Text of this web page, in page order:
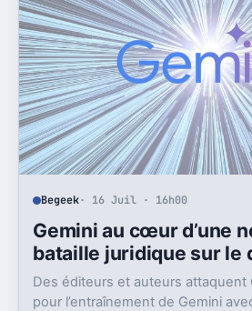
Begeek· 16 Juil · 16h00
Gemini au cœur d’une
bataille juridique sur le
Des éditeurs et auteurs attaquent
pour l’entraînement de Gemini